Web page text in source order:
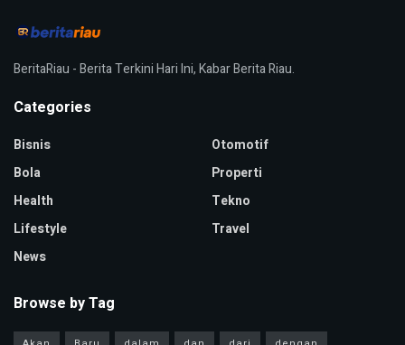
BeritaRiau - Berita Terkini Hari Ini, Kabar Berita Riau.
Categories
Bisnis
Bola
Health
Lifestyle
News
Otomotif
Properti
Tekno
Travel
Browse by Tag